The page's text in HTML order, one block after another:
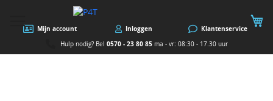
Mijn account Inloggen Klantenservice
Hulp nodig? Bel 0570 - 23 80 85ma - vr: 08:30 - 17.30 uur